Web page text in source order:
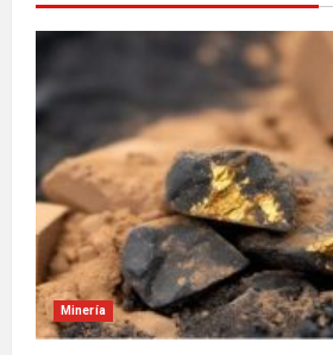
Minería